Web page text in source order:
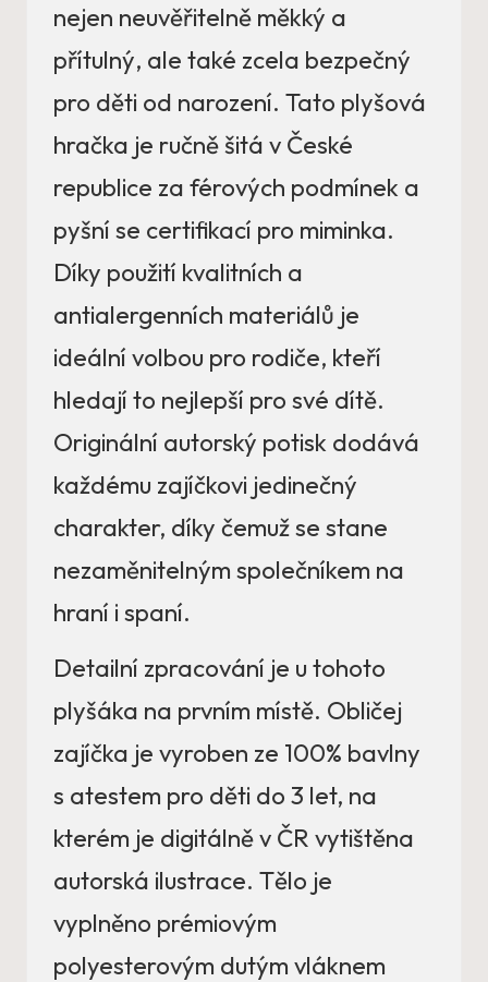
nejen neuvěřitelně měkký a
přítulný, ale také zcela bezpečný
pro děti od narození. Tato plyšová
hračka je ručně šitá v České
republice za férových podmínek a
pyšní se certifikací pro miminka.
Díky použití kvalitních a
antialergenních materiálů je
ideální volbou pro rodiče, kteří
hledají to nejlepší pro své dítě.
Originální autorský potisk dodává
každému zajíčkovi jedinečný
charakter, díky čemuž se stane
nezaměnitelným společníkem na
hraní i spaní.
Detailní zpracování je u tohoto
plyšáka na prvním místě. Obličej
zajíčka je vyroben ze 100% bavlny
s atestem pro děti do 3 let, na
kterém je digitálně v ČR vytištěna
autorská ilustrace. Tělo je
vyplněno prémiovým
polyesterovým dutým vláknem